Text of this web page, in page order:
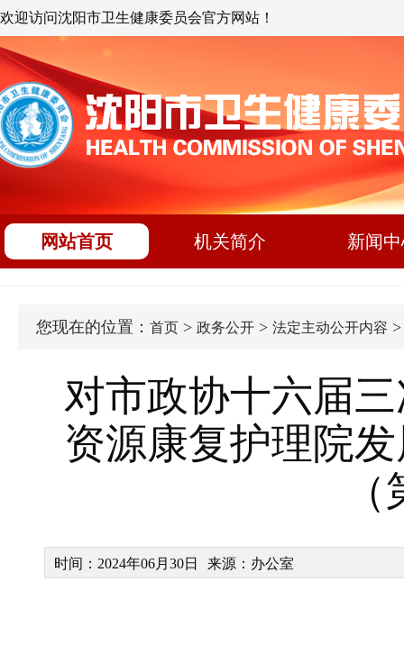
欢迎访问沈阳市卫生健康委员会官方网站！
网站首页 机关简介 新闻
您现在的位置： 首页 > 政务公开 > 法定主动公开内容
对市政协十六届
资源康复护理院
时间：2024年06月30日 来源：办公室